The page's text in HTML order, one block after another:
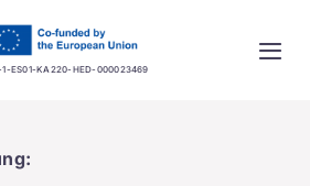
1-ES01-KA220-HED-000023469